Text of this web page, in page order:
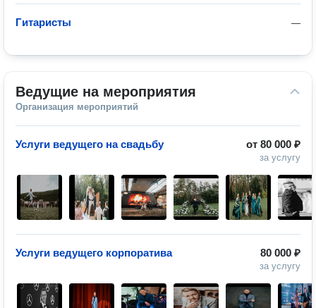
—
Гитаристы
Ведущие на мероприятия
Организация мероприятий
от 80 000 ₽
за услугу
Услуги ведущего на свадьбу
80 000 ₽
за услугу
Услуги ведущего корпоратива